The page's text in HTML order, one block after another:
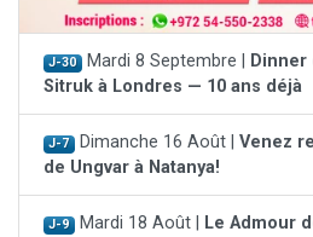
J-30 Mardi 8 Septembre | Dinner
Sitruk à Londres — 10 ans déjà
J-7 Dimanche 16 Août | Venez
de Ungvar à Natanya!
J-9 Mardi 18 Août | Le Admour